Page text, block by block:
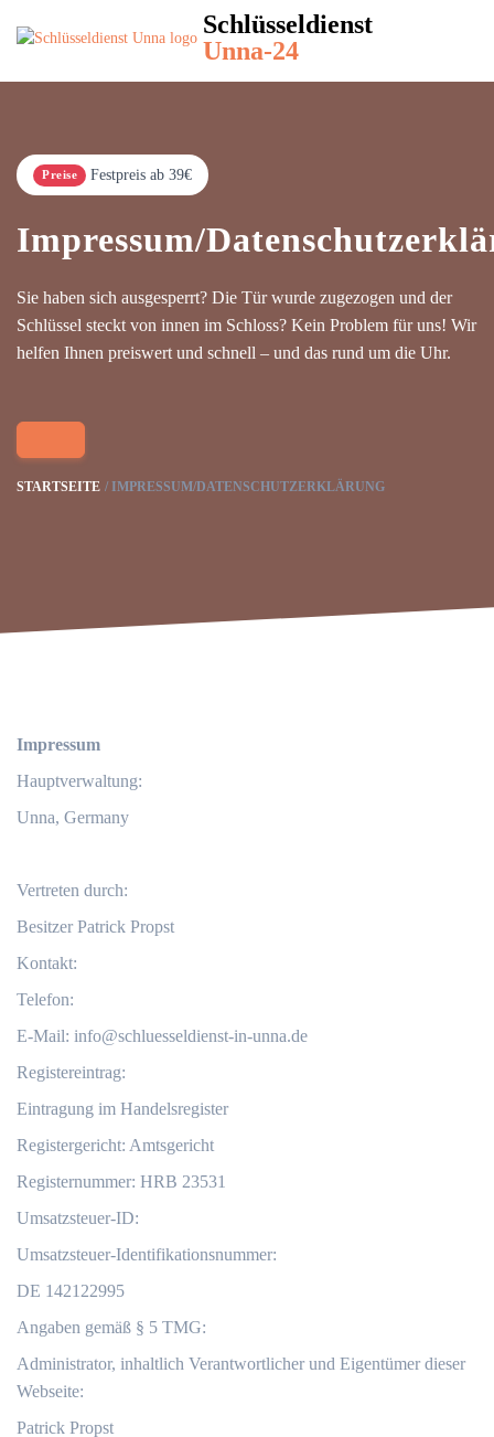
Schlüsseldienst
Unna-24
Preise Festpreis ab 39€
Impressum/
Sie haben sich ausgesperrt? Die Tür wurde zugezogen und der
Schlüssel steckt von innen im Schloss? Kein Problem für uns! Wir
helfen Ihnen preiswert und schnell – und das rund um die Uhr.
STARTSEITE IMPRESSUM/DATENSCHUTZERKLÄRUNG
Impressum
Hauptverwaltung:
Unna, Germany
Vertreten durch:
Besitzer Patrick Propst
Kontakt:
Telefon:
E-Mail: info@schluesseldienst-in-unna.de
Registereintrag:
Eintragung im Handelsregister
Registergericht: Amtsgericht
Registernummer: HRB 23531
Umsatzsteuer-ID:
Umsatzsteuer-Identifikationsnummer:
DE 142122995
Angaben gemäß § 5 TMG:
Administrator, inhaltlich Verantwortlicher und Eigentümer dieser
Webseite:
Patrick Propst